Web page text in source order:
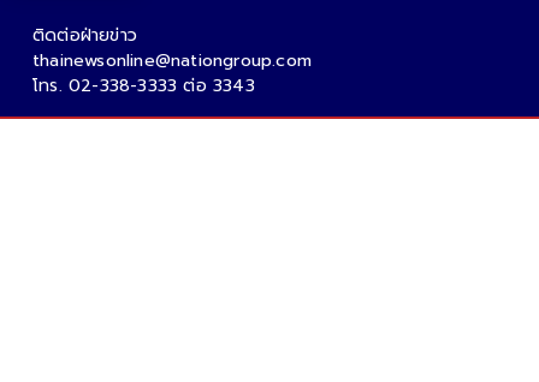
ติดต่อฝ่ายข่าว
thainewsonline@nationgroup.com
โทร. 02-338-3333 ต่อ 3343